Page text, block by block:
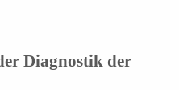
Diagnostik der